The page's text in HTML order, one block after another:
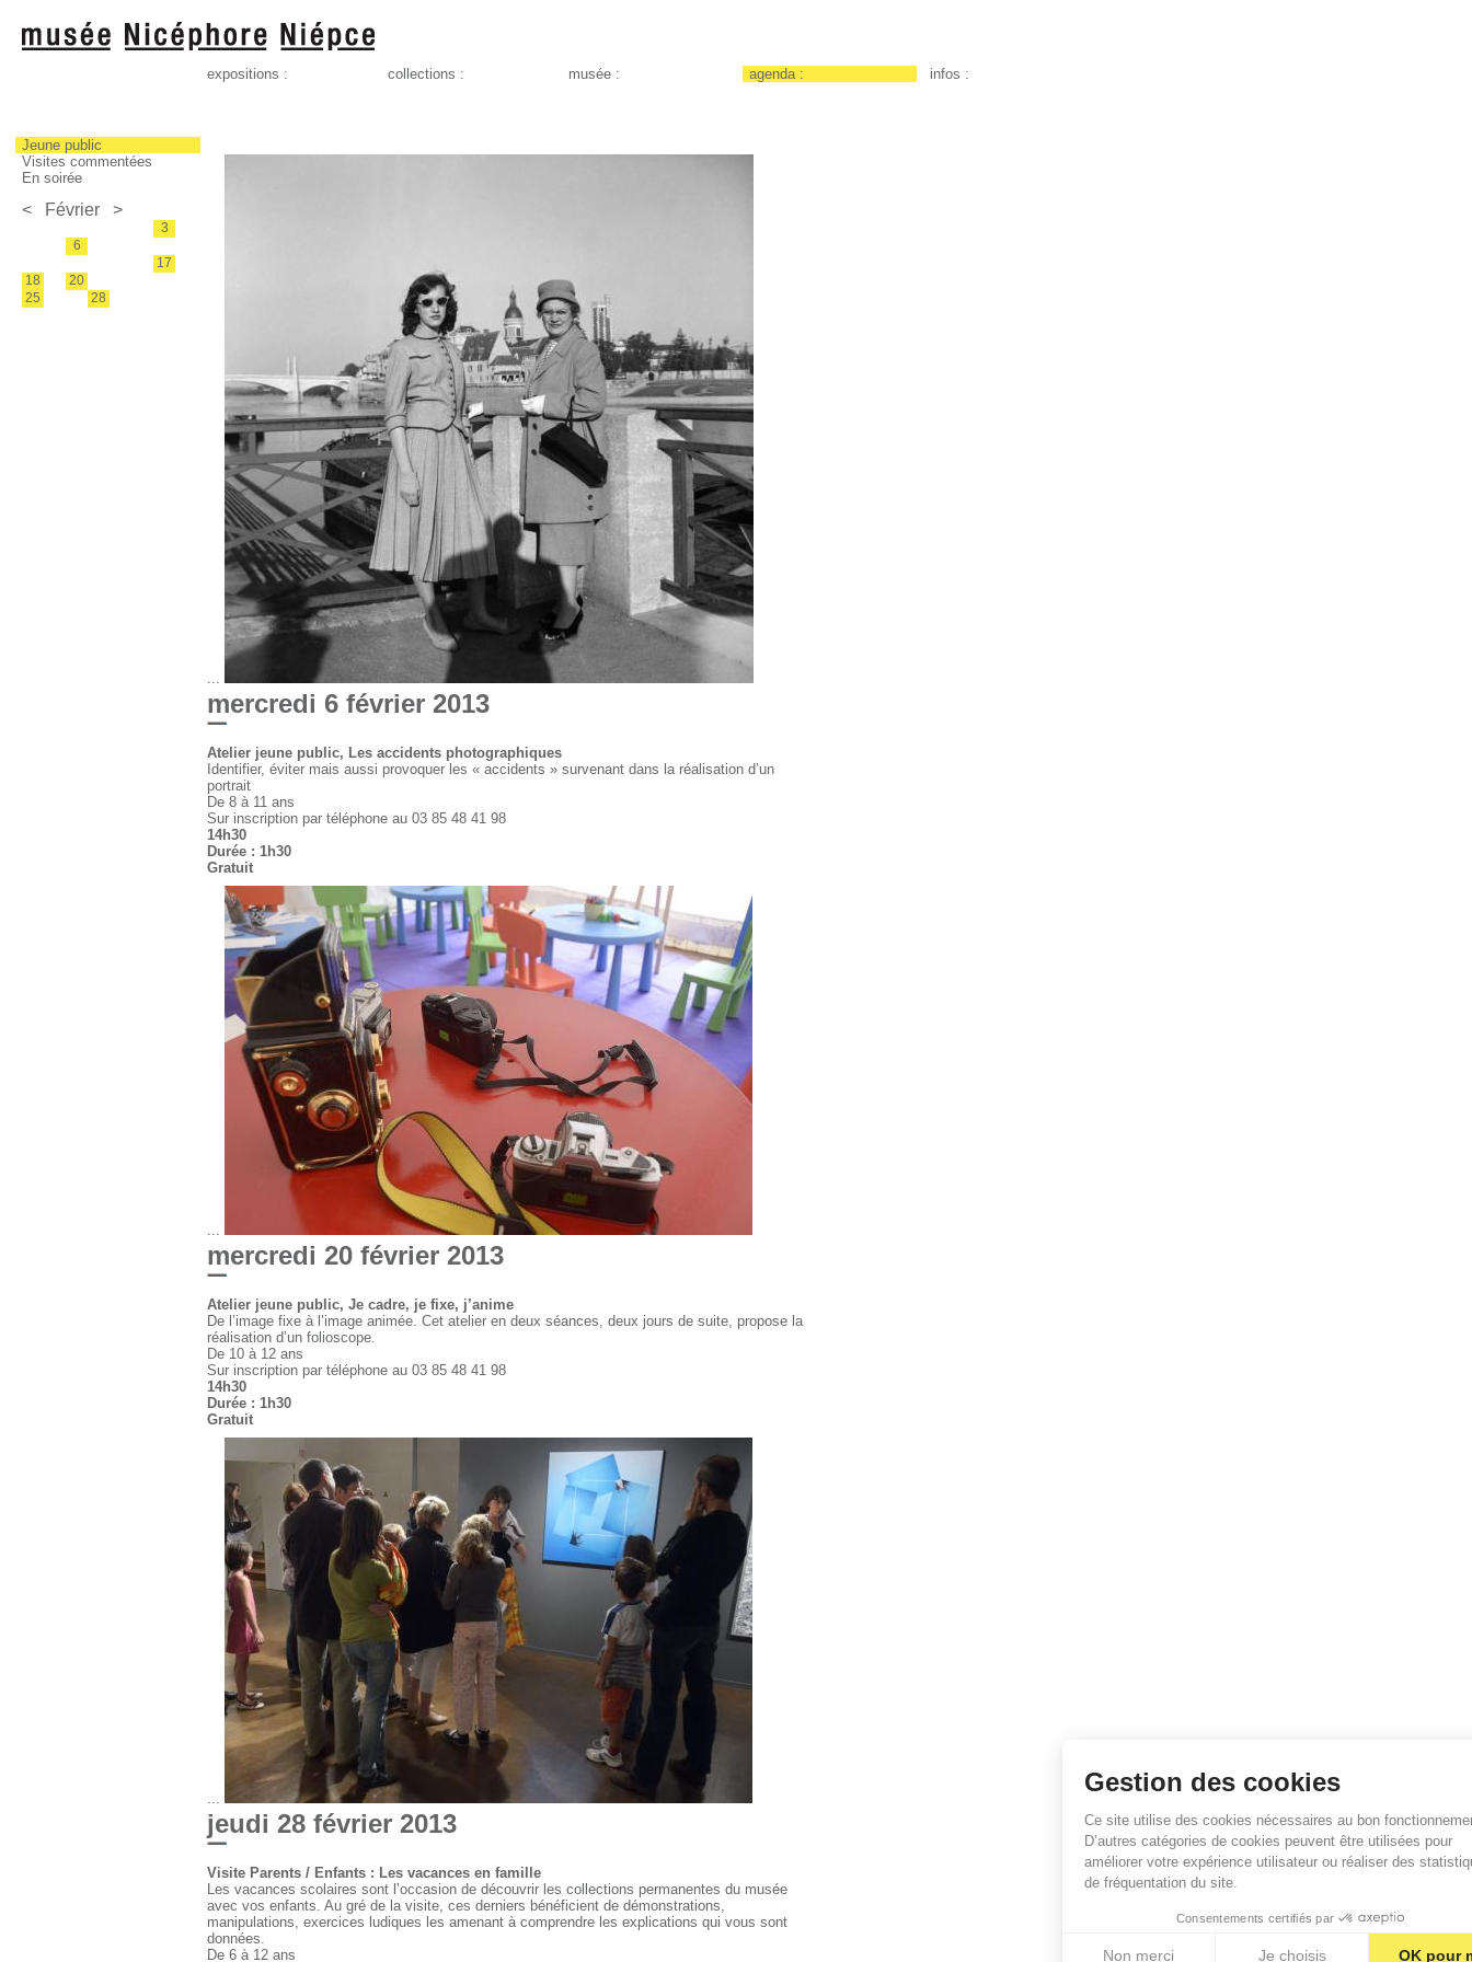
expositions : collections : musée : agenda : infos :
Jeune public
Visites commentées
En soirée
< Février >
3
6
17
18
20
25
28
...
mercredi 6 février 2013
Atelier jeune public, Les accidents photographiques
Identifier, éviter mais aussi provoquer les « accidents » survenant dans la réalisation d’un
portrait
De 8 à 11 ans
Sur inscription par téléphone au 03 85 48 41 98
14h30
Durée : 1h30
Gratuit
...
mercredi 20 février 2013
Atelier jeune public, Je cadre, je fixe, j’anime
De l’image fixe à l’image animée. Cet atelier en deux séances, deux jours de suite, propose la
réalisation d’un folioscope.
De 10 à 12 ans
Sur inscription par téléphone au 03 85 48 41 98
14h30
Durée : 1h30
Gratuit
...
jeudi 28 février 2013
Visite Parents / Enfants : Les vacances en famille
Les vacances scolaires sont l’occasion de découvrir les collections permanentes du musée
avec vos enfants. Au gré de la visite, ces derniers bénéficient de démonstrations,
manipulations, exercices ludiques les amenant à comprendre les explications qui vous sont
données.
De 6 à 12 ans
Gestion des cookies
Ce site utilise des cookies nécessaires au bon fonctionnement.
D’autres catégories de cookies peuvent être utilisées pour
améliorer votre expérience utilisateur ou réaliser des statistiques
de fréquentation du site.
Consentements certifiés par
OK pour moi